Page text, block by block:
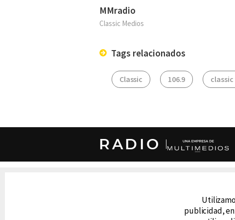
MMradio
Classic Medios
Tags relacionados
Classic 106.9
RADIO
cualquier medio electrónico o magnético.
publicidad,